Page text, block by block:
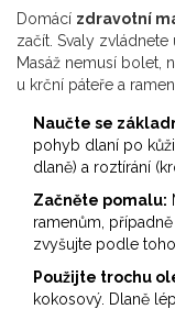
Domácí zdravotní
začít. Svaly
Masáž nemusí bolet,
u krční páteře a
Naučte se
pohyb dlaní po
dlaně) a roztírání
Začněte pomalu:
ramenům,
zvyšujte podle
Použijte trochu
kokosový. Dlaně